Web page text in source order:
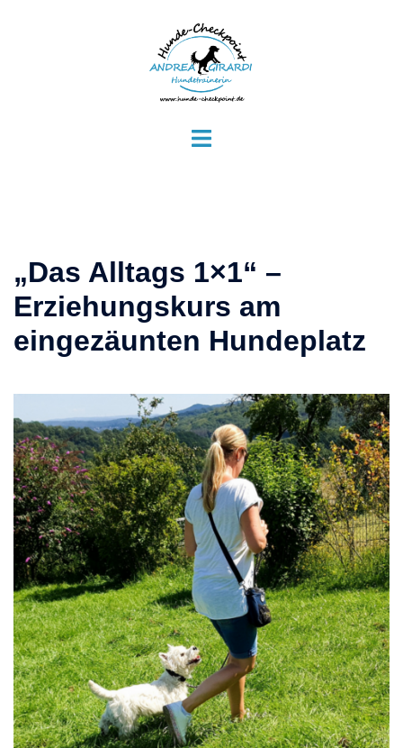
Menü
„Das Alltags 1×1“ –
Erziehungskurs am
eingezäunten Hundeplatz